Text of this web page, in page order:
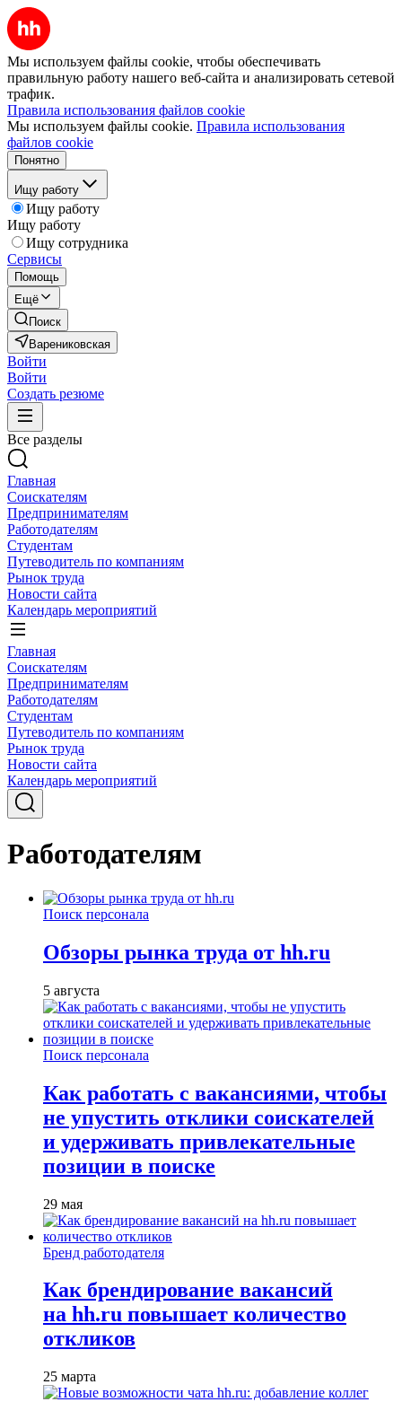
Мы используем файлы cookie, чтобы обеспечивать
правильную работу нашего веб-сайта и анализировать сетевой
трафик.
Правила использования файлов cookie
Мы используем файлы cookie. Правила использования
файлов cookie
Понятно
Ищу работу
Ищу работу
Ищу работу
Ищу сотрудника
Сервисы
Помощь
Ещё
Поиск
Варениковская
Войти
Войти
Создать резюме
Все разделы
Главная
Соискателям
Предпринимателям
Работодателям
Студентам
Путеводитель по компаниям
Рынок труда
Новости сайта
Календарь мероприятий
Главная
Соискателям
Предпринимателям
Работодателям
Студентам
Путеводитель по компаниям
Рынок труда
Новости сайта
Календарь мероприятий
Работодателям
Поиск персонала
Обзоры рынка труда от hh.ru
5 августа
Поиск персонала
Как работать с вакансиями, чтобы
не упустить отклики соискателей
и удерживать привлекательные
позиции в поиске
29 мая
Бренд работодателя
Как брендирование вакансий
на hh.ru повышает количество
откликов
25 марта